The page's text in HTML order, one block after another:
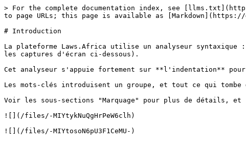
> For the complete documentation index, see
to page URLs; this page is available as
# Introduction
La plateforme Laws.Africa utilise un analyseur
les captures d'écran ci-dessous).
Cet analyseur s'appuie fortement sur **l'indentation**
Les mots-clés introduisent un groupe, et tout ce qui tombe
Voir les sous-sections "Marquage" pour plus de détails, et
![](/files/-MIYtykNuQgHrPeW6clh)